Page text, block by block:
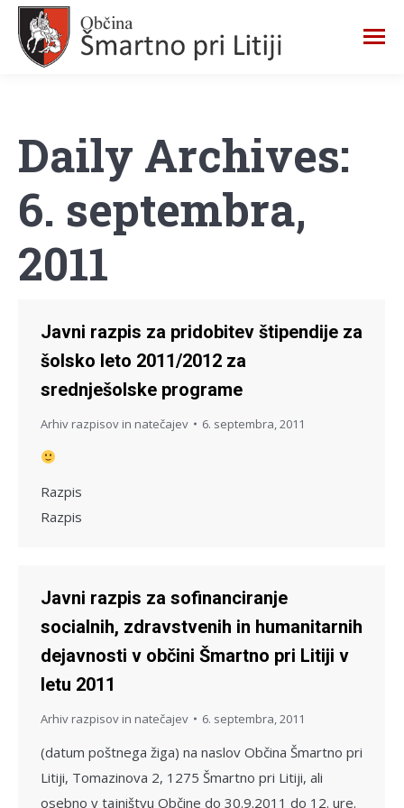
Daily Archives:
6. septembra,
2011
Javni razpis za pridobitev štipendije za
šolsko leto 2011/2012 za
srednješolske programe
Arhiv razpisov in natečajev 6. septembra, 2011
Razpis
Razpis
Javni razpis za sofinanciranje
socialnih, zdravstvenih in humanitarnih
dejavnosti v občini Šmartno pri Litiji v
letu 2011
Arhiv razpisov in natečajev 6. septembra, 2011
(datum poštnega žiga) na naslov Občina Šmartno pri
Litiji, Tomazinova 2, 1275 Šmartno pri Litiji, ali
osebno v tajništvu Občine do 30.9.2011 do 12. ure.